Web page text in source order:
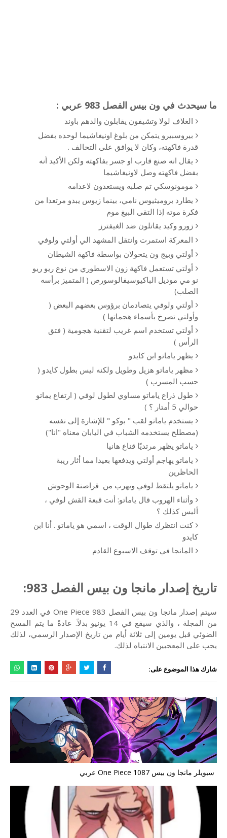
ما سيحدث في ون بيس الفصل 983 عربي :
الغلاف لولا وتشيفون يقابلون والدهم باوند
بيروسبيرو يتمكن من بلوغ اونيغاشيما لوحده بفضل
قدرة فاكهته، وكان لا يوافق على التحالف .
يقال انه صنع قارب او جسر بفاكهته ولكن الأكيد أنه
بفضل فاكهته وصل لاونيغاشيما
مومونوسكي تم صلبه ويستعدون لاعدامه
يطارد بروميثيوس نامي، بينما زيوس يبدو مرتعدا من
فكرة موته إذا التقى البيغ موم
زورو وكيد يقاتلون ضد الغيفترز
المعركة استمرت وانتقل المشهد الي أولتي ولوفي
أولتي وبيج ون يتحولان بواسطة فاكهة الشيطان
أولتي تستعمل فاكهة زون الاسطوري من نوع ريو ريو
نو مي موديل الباكيوسيفالوسورص ( المتميز برأسه
الصلب)
أولتي ولوفي يتصادمان برؤوس بعضهم البعض (
وأولتي تصرخ بأسماء هجماتها )
أولتي تستخدم اسم غريب لتقنية هجومية ( فتق
الرأس )
يظهر یاماتو ابن كايدو
مظهر یاماتو هزيل وطويل ولكنه ليس بطول کایدو (
حسب المسرب )
طول ذراع ياماتو مساوي لطول لوفي ( ارتفاع يماتو
حوالي 5 أمتار ؟ )
يستخدم ياماتو لقب " بوكو " للإشارة إلى نفسه
(مصطلح يستخدمه الشباب في اليابان معناه "انا")
یاماتو يظهر مرتديًا قناع هانيا
ياماتو يهاجم أولتي ويدفعها بعيدا مما أثار ريبة
الحاظرين
ياماتو يلتقط لوفي ويهرب من قراصنة الوحوش
وأثناء الهروب قال ياماتو: أنت قبعة القش لوفي ،
أليس كذلك ؟
كنت انتظرك طوال الوقت ، اسمي هو ياماتو . أنا ابن
كايدو
المانجا في توقف الاسبوع القادم
تاريخ إصدار مانجا ون بيس الفصل 983:
سيتم إصدار مانجا ون بيس الفصل One Piece 983 في العدد 29
من المجلة ، والذي سيقع في 14 يونيو بدلاً. عادةً ما يتم المسح
الضوئي قبل يومين إلى ثلاثة أيام من تاريخ الإصدار الرسمي، لذلك
يجب على المعجبين الانتباه لذلك.
شارك هذا الموضوع على:
سبويلر مانجا ون بيس One Piece 1087 عربي